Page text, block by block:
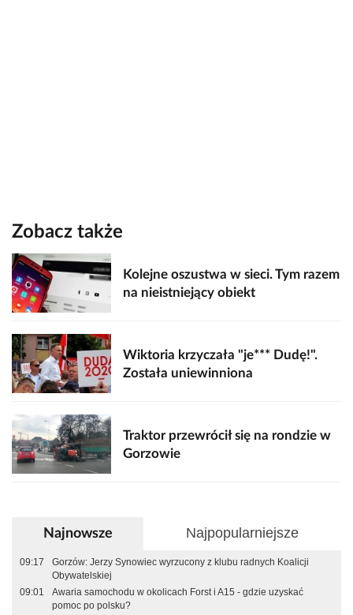
Zobacz także
Kolejne oszustwa w sieci. Tym razem
na nieistniejący obiekt
Wiktoria krzyczała "je*** Dudę!".
Została uniewinniona
Traktor przewrócił się na rondzie w
Gorzowie
Najnowsze Najpopularniejsze
09:17
Gorzów: Jerzy Synowiec wyrzucony z klubu radnych Koalicji
Obywatelskiej
09:01
Awaria samochodu w okolicach Forst i A15 - gdzie uzyskać
pomoc po polsku?